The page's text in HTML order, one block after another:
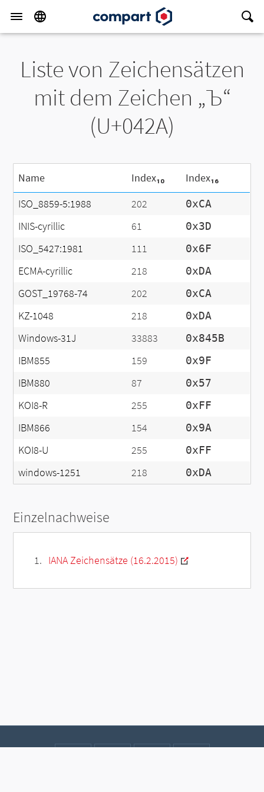
Liste von Zeichensätzen
mit dem Zeichen „Ъ“
(U+042A)
Name Index₁₀
Index₁₆
ISO_8859-5:1988
202 0xCA
INIS-cyrillic 61 0x3D
ISO_5427:1981 111 0x6F
ECMA-cyrillic 218 0xDA
GOST_19768-74 202 0xCA
KZ-1048 218 0xDA
Windows-31J 33883 0x845B
IBM855 159 0x9F
IBM880 87 0x57
KOI8-R 255 0xFF
IBM866 154 0x9A
KOI8-U 255 0xFF
windows-1251 218 0xDA
Einzelnachweise
IANA Zeichensätze (16.2.2015)